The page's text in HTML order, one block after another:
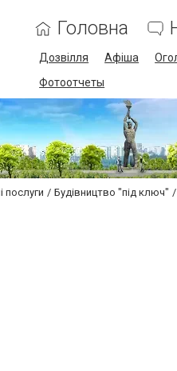
Головна
Дозвілля Афіша
Фотоотчеты
послуги Будівництво "під ключ"